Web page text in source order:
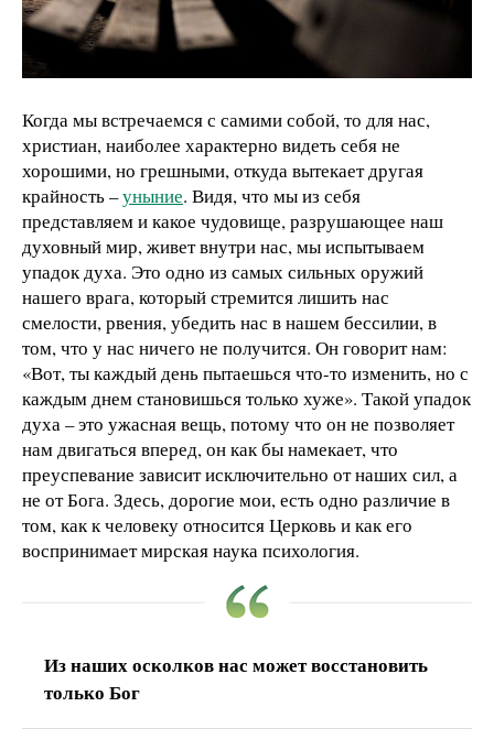
Когда мы встречаемся с самими собой, то для нас,
христиан, наиболее характерно видеть себя не
хорошими, но грешными, откуда вытекает другая
крайность –уныние. Видя, что мы из себя
представляем и какое чудовище, разрушающее наш
духовный мир, живет внутри нас, мы испытываем
упадок духа. Это одно из самых сильных оружий
нашего врага, который стремится лишить нас
смелости, рвения, убедить нас в нашем бессилии, в
том, что у нас ничего не получится. Он говорит нам:
«Вот, ты каждый день пытаешься что-то изменить, но с
каждым днем становишься только хуже». Такой упадок
духа – это ужасная вещь, потому что он не позволяет
нам двигаться вперед, он как бы намекает, что
преуспевание зависит исключительно от наших сил, а
не от Бога. Здесь, дорогие мои, есть одно различие в
том, как к человеку относится Церковь и как его
воспринимает мирская наука психология.
Из наших осколков нас может восстановить
только Бог